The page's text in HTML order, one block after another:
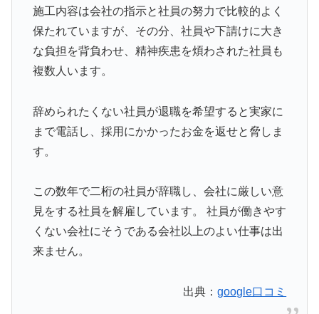
施工内容は会社の指示と社員の努力で比較的よく
保たれていますが、その分、社員や下請けに大き
な負担を背負わせ、精神疾患を煩わされた社員も
複数人います。
辞められたくない社員が退職を希望すると実家に
まで電話し、採用にかかったお金を返せと脅しま
す。
この数年で二桁の社員が辞職し、会社に厳しい意
見をする社員を解雇しています。 社員が働きやす
くない会社にそうである会社以上のよい仕事は出
来ません。
出典：google口コミ